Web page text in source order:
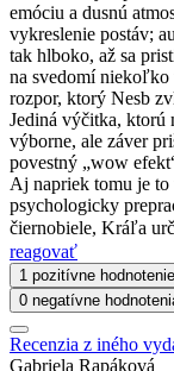
emóciu a dusnú
vykreslenie postáv;
tak hlboko, až sa
na svedomí niekoľko
rozpor, ktorý Nesb
Jediná výčitka, ktorú
výborne, ale záver
povestný „wow
Aj napriek tomu je
psychologicky
čiernobiele, Kráľa
reagovať
1 pozitívne hodnotenie
0 negatívne
Recenzia z iného
Gabriela Rapáková